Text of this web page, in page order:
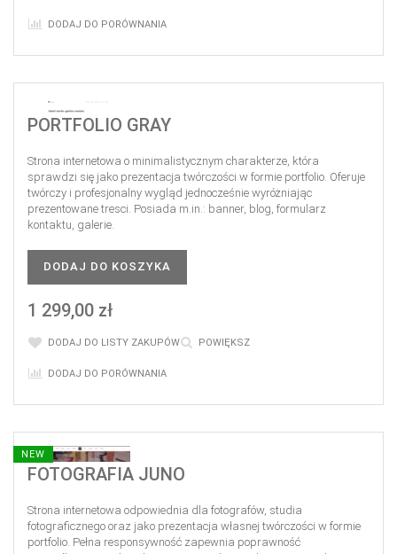
DODAJ DO PORÓWNANIA
PORTFOLIO GRAY
Strona internetowa o minimalistycznym charakterze, która
sprawdzi się jako prezentacja twórczości w formie portfolio. Oferuje
twórczy i profesjonalny wygląd jednocześnie wyróżniając
prezentowane tresci. Posiada m.in.: banner, blog, formularz
kontaktu, galerie.
DODAJ DO KOSZYKA
1 299,00 zł
DODAJ DO LISTY ZAKUPÓW POWIĘKSZ
DODAJ DO PORÓWNANIA
FOTOGRAFIA JUNO
Strona internetowa odpowiednia dla fotografów, studia
fotograficznego oraz jako prezentacja własnej twórczości w formie
portfolio. Pełna responsywność zapewnia poprawność
NEW